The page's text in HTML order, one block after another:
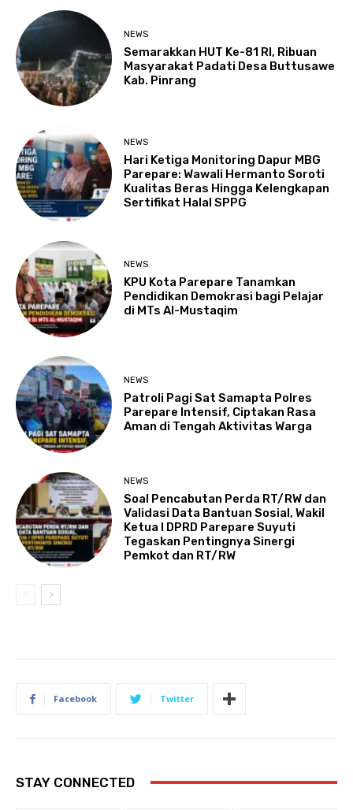
NEWS
Semarakkan HUT Ke-81 RI, Ribuan
Masyarakat Padati Desa Buttusawe
Kab. Pinrang
NEWS
Hari Ketiga Monitoring Dapur MBG
Parepare: Wawali Hermanto Soroti
Kualitas Beras Hingga Kelengkapan
Sertifikat Halal SPPG
NEWS
KPU Kota Parepare Tanamkan
Pendidikan Demokrasi bagi Pelajar
di MTs Al-Mustaqim
NEWS
Patroli Pagi Sat Samapta Polres
Parepare Intensif, Ciptakan Rasa
Aman di Tengah Aktivitas Warga
NEWS
Soal Pencabutan Perda RT/RW dan
Validasi Data Bantuan Sosial, Wakil
Ketua I DPRD Parepare Suyuti
Tegaskan Pentingnya Sinergi
Pemkot dan RT/RW
Facebook Twitter
STAY CONNECTED